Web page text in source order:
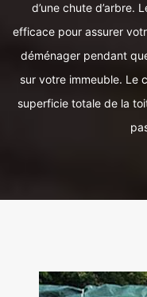
d’une chute d’arbre.
efficace pour assurer
déménager pendant
sur votre immeuble. Le
superficie totale de la